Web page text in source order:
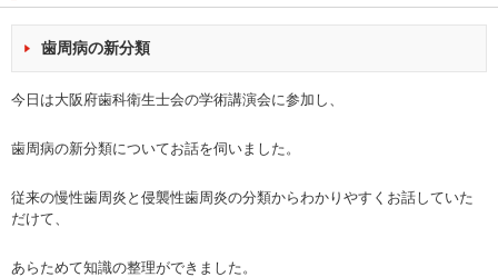
歯周病の新分類
今日は大阪府歯科衛生士会の学術講演会に参加し、
歯周病の新分類についてお話を伺いました。
従来の慢性歯周炎と侵襲性歯周炎の分類からわかりやすくお話していた
だけて、
あらためて知識の整理ができました。